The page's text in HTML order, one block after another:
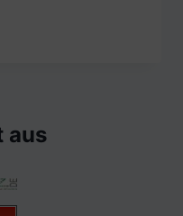
aus